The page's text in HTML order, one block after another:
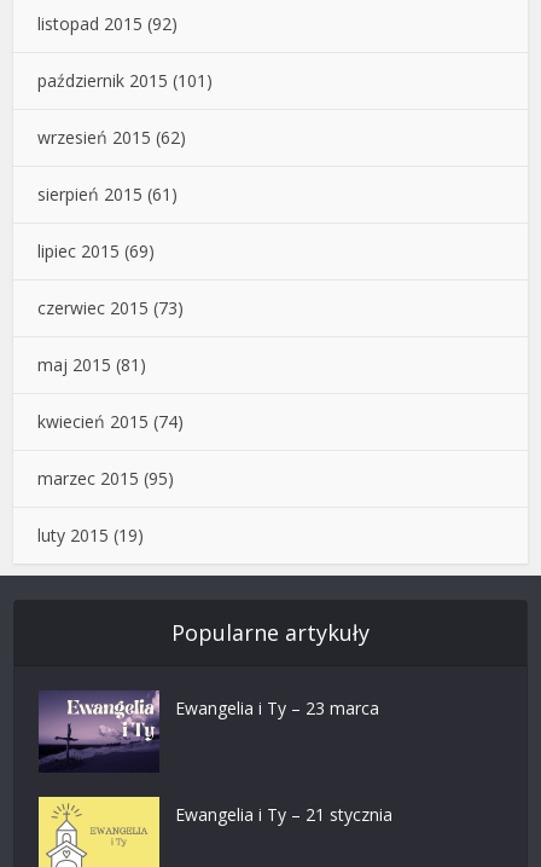
listopad 2015 (92)
październik 2015 (101)
wrzesień 2015 (62)
sierpień 2015 (61)
lipiec 2015 (69)
czerwiec 2015 (73)
maj 2015 (81)
kwiecień 2015 (74)
marzec 2015 (95)
luty 2015 (19)
Popularne artykuły
Ewangelia i Ty – 23 marca
Ewangelia i Ty – 21 stycznia